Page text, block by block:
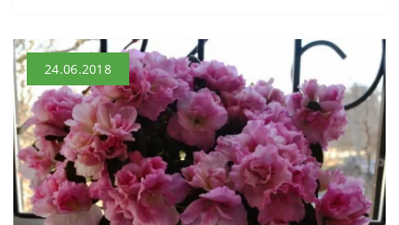
24.06.2018